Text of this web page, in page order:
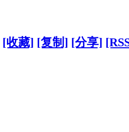
[收藏] [复制] [分享]